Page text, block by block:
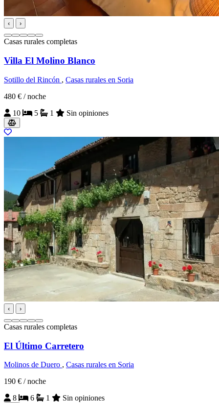
‹ ›
Casas rurales completas
Villa El Molino Blanco
Sotillo del Rincón , Casas rurales en Soria
480 € / noche
10
5 1 Sin opiniones
‹ ›
Casas rurales completas
El Último Carretero
Molinos de Duero , Casas rurales en Soria
190 € / noche
8
6 1 Sin opiniones